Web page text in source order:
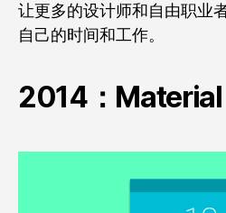
让更多的设计师和自由职业
自己的时间和工作。
2014：